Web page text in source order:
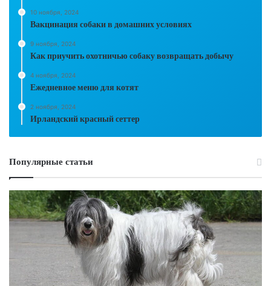
10 ноября, 2024
Вакцинация собаки в домашних условиях
9 ноября, 2024
Как приучить охотничью собаку возвращать добычу
4 ноября, 2024
Ежедневное меню для котят
2 ноября, 2024
Ирландский красный сеттер
Популярные статьи